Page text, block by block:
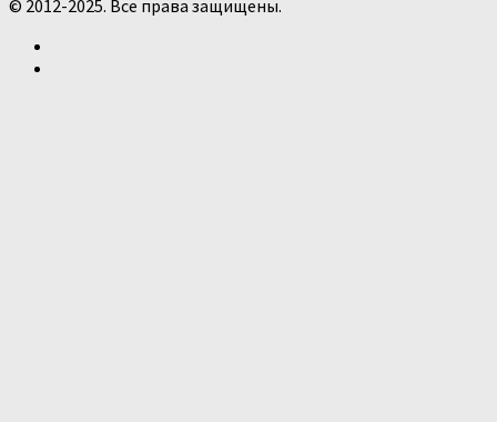
© 2012-2025. Все права защищены.